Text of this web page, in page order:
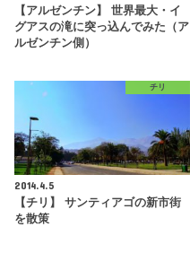
【アルゼンチン】 世界最大・イ
グアスの滝に突っ込んでみた（ア
ルゼンチン側）
チリ
2014.4.5
【チリ】 サンティアゴの新市街
を散策